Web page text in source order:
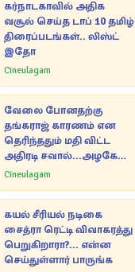
கர்நாடகாவில் அதிக
வசூல் செய்த டாப் 10 தமிழ்
திரைப்படங்கள்.. லிஸ்ட்
இதோ
Cineulagam
வேலை போனதற்கு
தங்கராஜ் காரணம் என
தெரிந்ததும் மதி விட்ட
அதிரடி சவால்...அழகே
அழகு
Cineulagam
கயல் சீரியல் நடிகை
சைத்ரா ரெட்டி விவாகரத்து
பெறுகிறாரா?... என்ன
செய்துள்ளார் பாருங்க